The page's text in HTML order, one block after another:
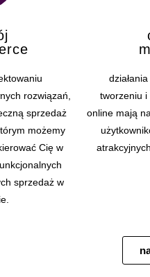
rozwiązań,
sprzedaż
możemy
Cię w
sprzedaż w
tworzeniu
online mają